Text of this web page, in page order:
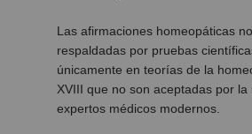
Las afirmaciones homeopáticas
respaldadas por pruebas
únicamente en teorías de la
XVIII que no son aceptadas por
expertos médicos modernos.